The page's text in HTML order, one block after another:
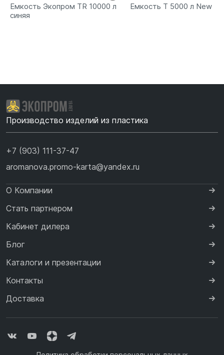
Емкость Экопром TR 10000 л
синяя
Емкость T 5000 л New
Производство изделий из пластика
+7 (903) 111-37-47
aromanova.promo-karta@yandex.ru
О Компании
Стать партнером
Кабинет дилера
Блог
Каталоги и презентации
Контакты
Доставка